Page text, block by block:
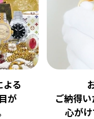
定を
。
安
いただ
目指